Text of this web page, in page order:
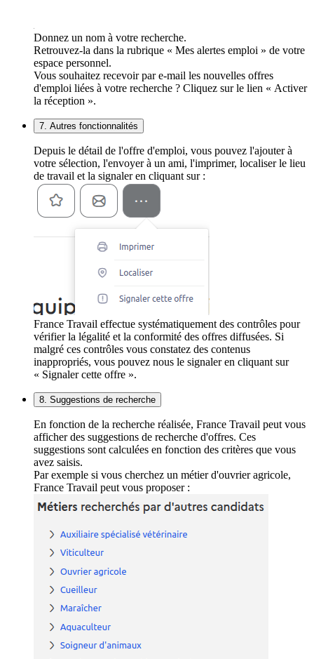
Donnez un nom à votre recherche.
Retrouvez-la dans la rubrique « Mes alertes emploi » de votre
espace personnel.
Vous souhaitez recevoir par e-mail les nouvelles offres
d'emploi liées à votre recherche ? Cliquez sur le lien « Activer
la réception ».
7. Autres fonctionnalités
Depuis le détail de l'offre d'emploi, vous pouvez l'ajouter à
votre sélection, l'envoyer à un ami, l'imprimer, localiser le lieu
de travail et la signaler en cliquant sur :
France Travail effectue systématiquement des contrôles pour
vérifier la légalité et la conformité des offres diffusées. Si
malgré ces contrôles vous constatez des contenus
inappropriés, vous pouvez nous le signaler en cliquant sur
« Signaler cette offre ».
8. Suggestions de recherche
En fonction de la recherche réalisée, France Travail peut vous
afficher des suggestions de recherche d'offres. Ces
suggestions sont calculées en fonction des critères que vous
avez saisis.
Par exemple si vous cherchez un métier d'ouvrier agricole,
France Travail peut vous proposer :